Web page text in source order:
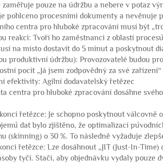
zaměřuje pouze na údržbu a nebere v potaz
pohlceno procesními dokumenty a nevěnuje
centra pro hluboké zpracování musí být
reakci: Tvoří ho zaměstnanci z oblastí
na místo dostavit do 5 minut a poskytnout
produktivní údržbu): Provozovatelé budou
pocit „Já jsem zodpovědný za své
efektivity: Agilní dodavatelský řetězec
centra pro hluboké zpracování dosáhne
řetězce: Je schopno poskytnout
dat bylo zjištěno, že optimalizací
(skinning) o 30 %. To následně vyžaduje
řetězce: Lze dosáhnout „JIT (Just-In-
tyčí. Stačí, aby objednávku vydaly